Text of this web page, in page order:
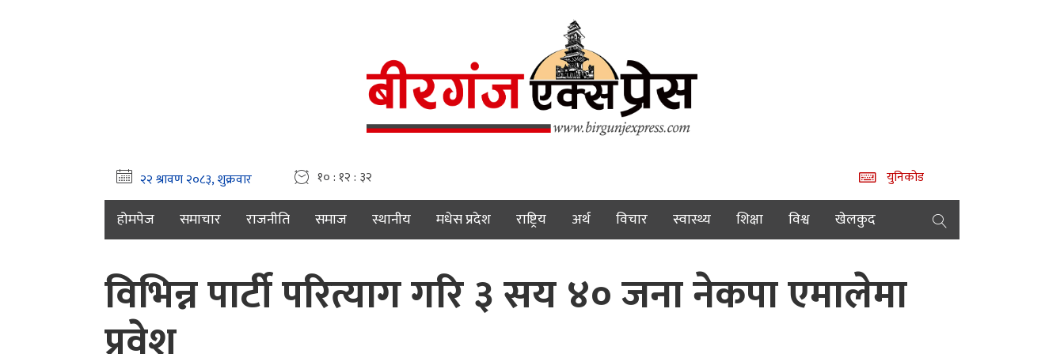
१० : १२ : ३३ युनिकोड
होमपेज समाचार राजनीति समाज स्थानीय मधेस प्रदेश राष्ट्रिय अर्थ विचार स्वास्थ्य शिक्षा विश्व खेलकुद
विभिन्न पार्टी परित्याग गरि ३ सय ४० जना नेकपा एमालेमा